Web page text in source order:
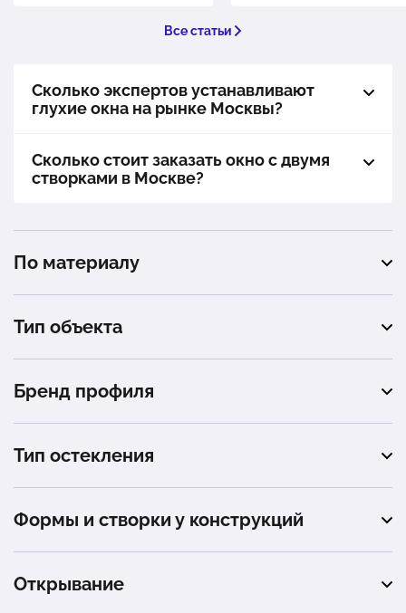
Все статьи
Сколько экспертов устанавливают
глухие окна на рынке Москвы?
Сколько стоит заказать окно с двумя
створками в Москве?
По материалу
пластиковые
деревянные
Тип объекта
квартира
балкон
частный дом
коттедж
дача
офис
Бренд профиля
Rehau
Alutech
Provedal
Тип остекления
тёплое остекление
Формы и створки у конструкций
одностворчатые
двухстворчатые
Открывание